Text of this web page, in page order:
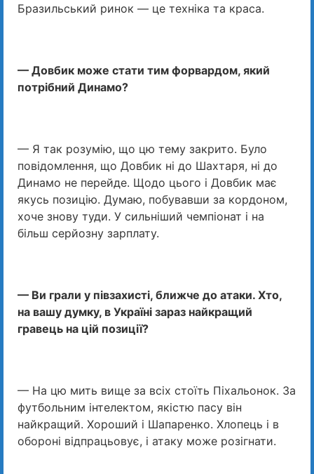
Бразильський ринок — це техніка та краса.
— Довбик може стати тим форвардом, який
потрібний Динамо?
— Я так розумію, що цю тему закрито. Було
повідомлення, що Довбик ні до Шахтаря, ні до
Динамо не перейде. Щодо цього і Довбик має
якусь позицію. Думаю, побувавши за кордоном,
хоче знову туди. У сильніший чемпіонат і на
більш серйозну зарплату.
— Ви грали у півзахисті, ближче до атаки. Хто,
на вашу думку, в Україні зараз найкращий
гравець на цій позиції?
— На цю мить вище за всіх стоїть Піхальонок. За
футбольним інтелектом, якістю пасу він
найкращий. Хороший і Шапаренко. Хлопець і в
обороні відпрацьовує, і атаку може розігнати.